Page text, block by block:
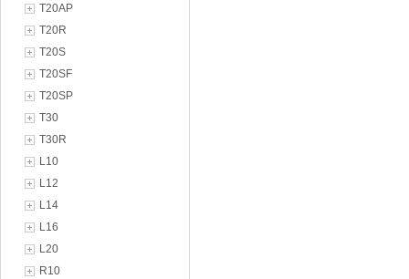
T20AP
T20R
T20S
T20SF
T20SP
T30
T30R
L10
L12
L14
L16
L20
R10